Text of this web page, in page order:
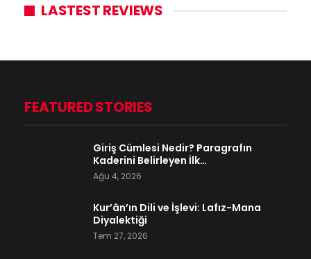
LASTEST REVIEWS
FEATURED STORIES
Giriş Cümlesi Nedir? Paragrafın
Kaderini Belirleyen İlk…
Ağu 4, 2026
Kur’ân’ın Dili ve İşlevi: Lafız-Mana
Diyalektiği
Tem 27, 2026